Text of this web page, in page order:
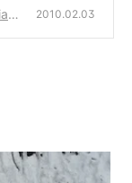
2010.02.03